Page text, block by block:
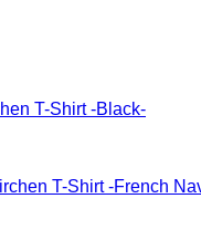
T-Shirt -Black-